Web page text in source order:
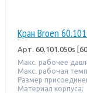
Кран Broen
Арт. 60.101.050s
Макс. рабочее
Макс. рабочая
Размер
Материал корпуса: